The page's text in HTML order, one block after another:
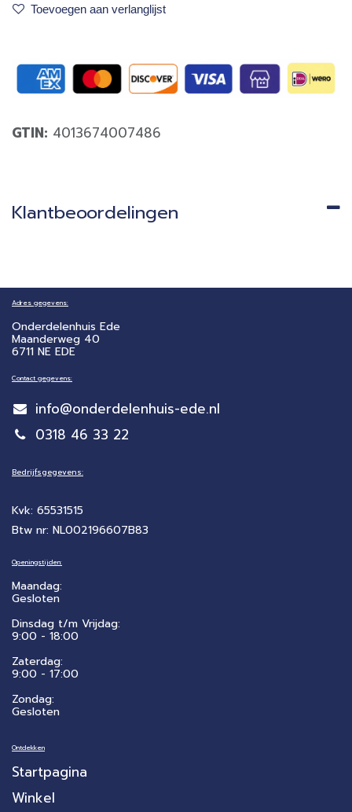
Toevoegen aan verlanglijst
GTIN: 4013674007486
Klantbeoordelingen
Adres gegevens:
Onderdelenhuis Ede
Maanderweg 40
6711 NE EDE
Contact gegevens:
info@onderdelenhuis-ede.nl
0318 46 33 22
Bedrijfsgegevens:
Kvk: 65531515
Btw nr: NL002196607B83
Openingstijden:
Maandag:
Gesloten
Dinsdag t/m Vrijdag:
9:00 - 18:00
Zaterdag:
​9:00 - 17:00
Zondag:
Gesloten
Ontdekken
Startpagina
Winkel